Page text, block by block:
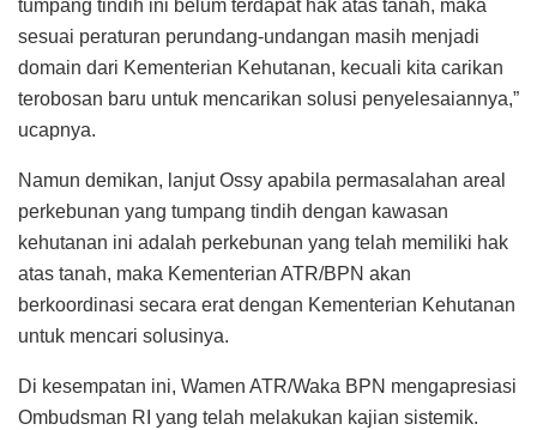
tumpang tindih ini belum terdapat hak atas tanah, maka
sesuai peraturan perundang-undangan masih menjadi
domain dari Kementerian Kehutanan, kecuali kita carikan
terobosan baru untuk mencarikan solusi penyelesaiannya,”
ucapnya.
Namun demikan, lanjut Ossy apabila permasalahan areal
perkebunan yang tumpang tindih dengan kawasan
kehutanan ini adalah perkebunan yang telah memiliki hak
atas tanah, maka Kementerian ATR/BPN akan
berkoordinasi secara erat dengan Kementerian Kehutanan
untuk mencari solusinya.
Di kesempatan ini, Wamen ATR/Waka BPN mengapresiasi
Ombudsman RI yang telah melakukan kajian sistemik.